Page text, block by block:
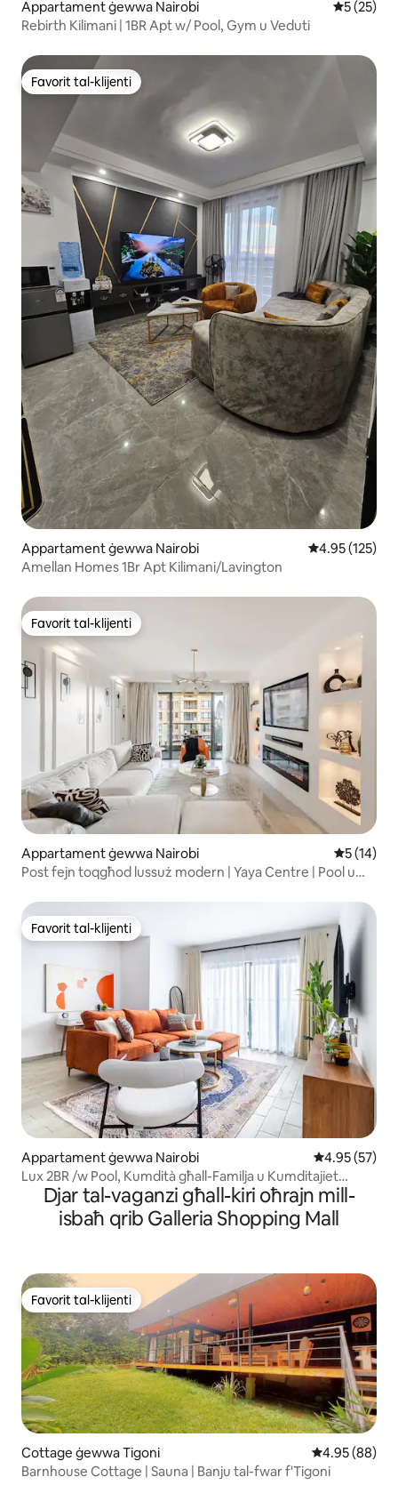
Appartament ġewwa Nairobi Rating
5 (25)
Rebirth Kilimani | 1BR Apt w/ Pool, Gym u Veduti
Favorit tal-klijenti
Favorit tal-klijenti
Appartament ġewwa Nairobi Rating medju
4.95 (125)
Amellan Homes 1Br Apt Kilimani/Lavington
Favorit tal-klijenti
Favorit tal-klijenti
Appartament ġewwa Nairobi Rating
5 (14)
Post fejn toqgħod lussuż modern | Yaya Centre | Pool u
Favorit tal-klijenti
Favorit tal-klijenti
Appartament ġewwa Nairobi Rating
4.95 (57)
Lux 2BR /w Pool, Kumdità għall-Familja u Kumditajiet
SoċjaliDjar tal-vaganzi għall-kiri oħrajn mill-
isbaħ qrib Galleria Shopping Mall
Favorit tal-klijenti
Favorit tal-klijenti
Cottage ġewwa Tigoni Rating medju
4.95 (88)
Barnhouse Cottage | Sauna | Banju tal-fwar f'Tigoni